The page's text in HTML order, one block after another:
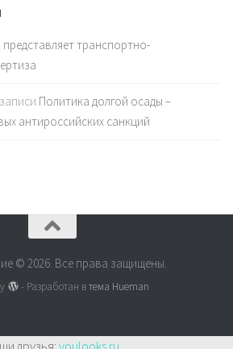
представляет транспортно-
Политика долгой осады –
антироссийских санкций
© 2026. Все права защищены.
- Разработан втема Hueman